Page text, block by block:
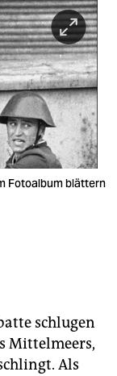
Fotoalbum blättern
schlugen
Mittelmeers,
Als